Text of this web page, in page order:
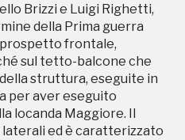
Brizzi e Luigi Righetti,
della Prima guerra
prospetto frontale,
sul tetto-balcone che
struttura, eseguite in
per aver eseguito
locanda Maggiore. Il
laterali ed è caratterizzato